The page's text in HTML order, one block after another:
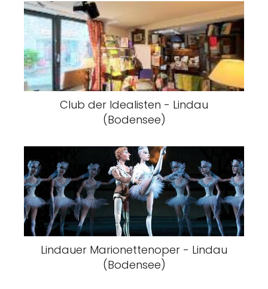
Club der Idealisten - Lindau
(Bodensee)
Lindauer Marionettenoper - Lindau
(Bodensee)